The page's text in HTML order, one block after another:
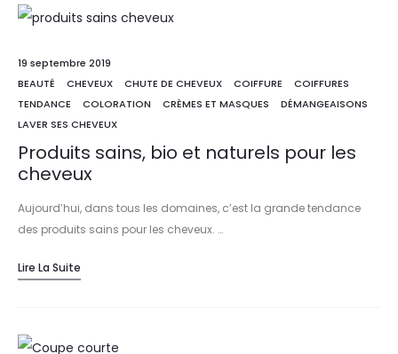
19 septembre 2019
BEAUTÉ
CHEVEUX CHUTE DE CHEVEUX COIFFURE
COIFFURES
TENDANCE
COLORATION CRÈMES ET MASQUES
DÉMANGEAISONS
LAVER SES CHEVEUX
Produits sains, bio et naturels pour les
cheveux
Aujourd’hui, dans tous les domaines, c’est la grande tendance
des produits sains pour les cheveux. …
Lire La Suite